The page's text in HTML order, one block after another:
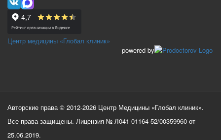
Центр медицины «Глобал клиник»
powered by
Авторские права © 2012-2026 Центр Медицины «Глобал клиник».
Все права защищены. Лицензия № Л041-01164-52/00359960 от
25.06.2019.